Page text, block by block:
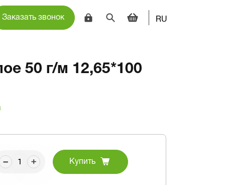
Заказать звонок RU
50 г/м 12,65*100
Купить